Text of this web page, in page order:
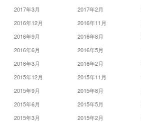
2017年3月
2017年2月
2016年12月
2016年11月
2016年9月
2016年8月
2016年6月
2016年5月
2016年3月
2016年2月
2015年12月
2015年11月
2015年9月
2015年8月
2015年6月
2015年5月
2015年3月
2015年2月